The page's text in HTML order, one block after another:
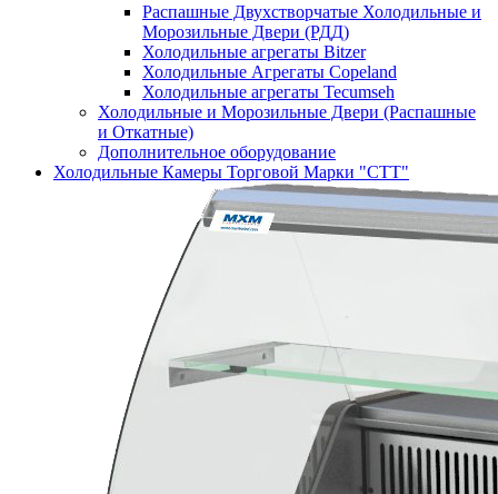
Распашные Двухстворчатые Холодильные и
Морозильные Двери (РДД)
Холодильные агрегаты Bitzer
Холодильные Агрегаты Copeland
Холодильные агрегаты Tecumseh
Холодильные и Морозильные Двери (Распашные
и Откатные)
Дополнительное оборудование
Холодильные Камеры Торговой Марки "СТТ"